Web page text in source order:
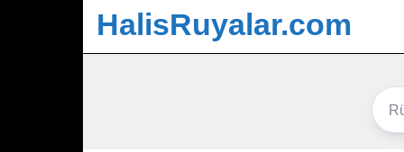
HalisRuyalar.com